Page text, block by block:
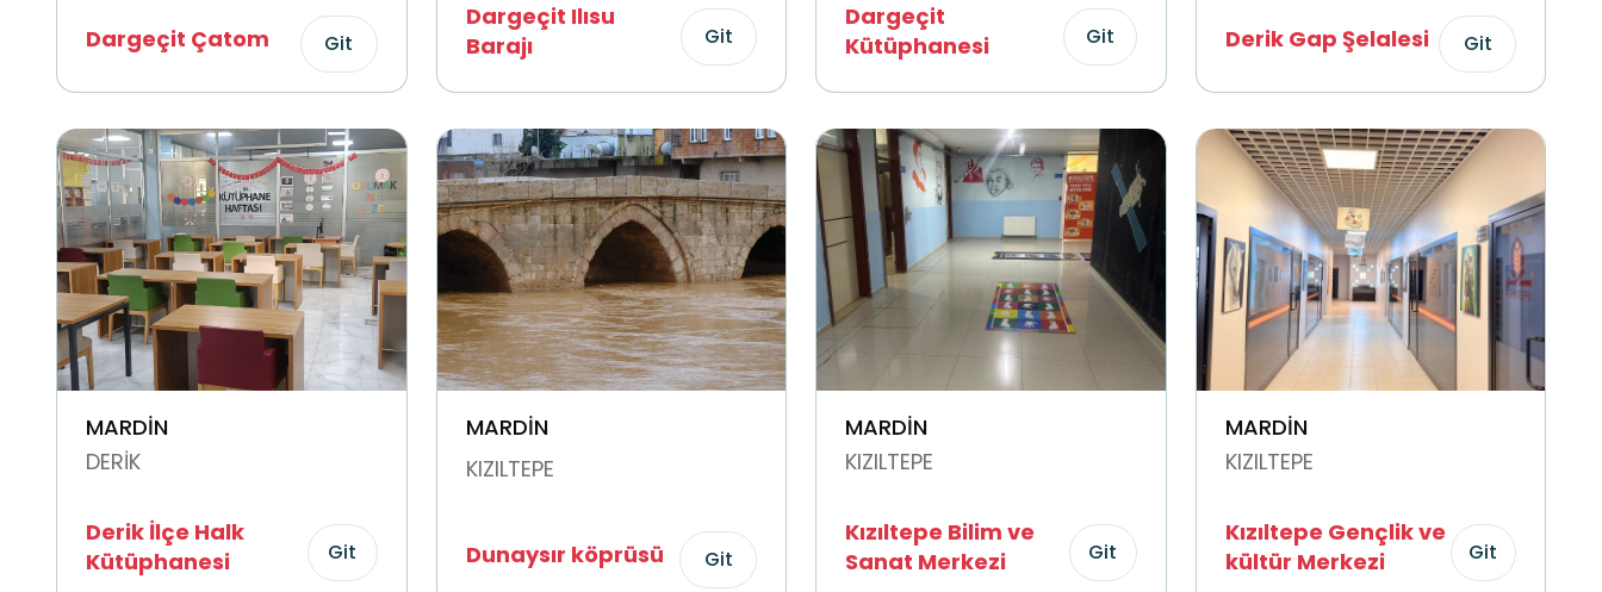
Dargeçit Çatom Git
Dargeçit Ilısu
Barajı
Git
Dargeçit
Kütüphanesi
Git Derik Gap Şelalesi Git
MARDİN
DERİK
Derik İlçe Halk
Kütüphanesi
Git
MARDİN
KIZILTEPE
Dunaysır köprüsü Git
MARDİN
KIZILTEPE
Kızıltepe Bilim ve
Sanat Merkezi
Git
MARDİN
KIZILTEPE
Kızıltepe Gençlik ve
kültür Merkezi
Git